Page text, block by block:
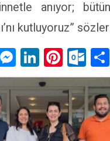
anıyor;
kutluyoruz”
Messenger
LinkedIn